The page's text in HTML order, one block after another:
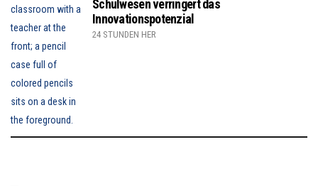
Schulwesen verringert das
Innovationspotenzial
24 STUNDEN HER